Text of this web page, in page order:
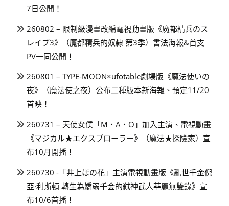
7日公開！
260802 – 限制級漫畫改編電視動畫版《魔都精兵のス
レイブ3》（魔都精兵的奴隸 第3季）書法海報&首支
PV一同公開！
260801 – TYPE-MOON×ufotable劇場版《魔法使いの
夜》（魔法使之夜）公布二種版本新海報、預定11/20
首映！
260731 – 天使女僕「M・A・O」加入主演、電視動畫
《マジカル★エクスプローラー》（魔法★探險家）宣
布10月開播！
260730 -「井上ほの花」主演電視動畫版《亂世千金倪
亞·利斯頓 轉生為嬌弱千金的弒神武人華麗無雙錄》宣
布10/6首播！